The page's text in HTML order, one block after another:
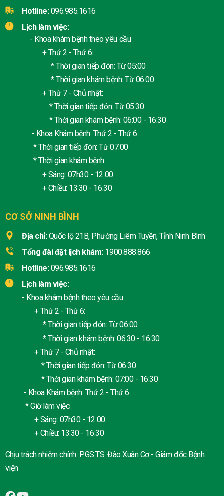
Hotline: 096.985.1616
Lịch làm việc:
- Khoa khám bệnh theo yêu cầu
+ Thứ 2 - Thứ 6:
* Thời gian tiếp đón: Từ 05:00
* Thời gian khám bệnh: Từ 06:00
+ Thứ 7 - Chủ nhật:
* Thời gian tiếp đón: Từ 05:30
* Thời gian khám bệnh: 06:00 - 16:30
- Khoa Khám bệnh: Thứ 2 - Thứ 6
* Thời gian tiếp đón: Từ 07:00
* Thời gian khám bệnh:
+ Sáng: 07h30 - 12:00
+ Chiều: 13:30 - 16:30
CƠ SỞ NINH BÌNH
Địa chỉ: Quốc lộ 21B, Phường Liêm Tuyền, Tỉnh Ninh Bình
Tổng đài đặt lịch khám: 1900.888.866
Hotline: 096.985.1616
Lịch làm việc:
- Khoa khám bệnh theo yêu cầu
+ Thứ 2 - Thứ 6:
* Thời gian tiếp đón: Từ 06:00
* Thời gian khám bệnh: 06:30 - 16:30
+ Thứ 7 - Chủ nhật:
* Thời gian tiếp đón: Từ 06:30
* Thời gian khám bệnh: 07:00 - 16:30
- Khoa Khám bệnh: Thứ 2 - Thứ 6
* Giờ làm việc:
+ Sáng: 07h30 - 12:00
+ Chiều: 13:30 - 16:30
Chịu trách nhiệm chính: PGS.TS. Đào Xuân Cơ - Giám đốc Bệnh
viện